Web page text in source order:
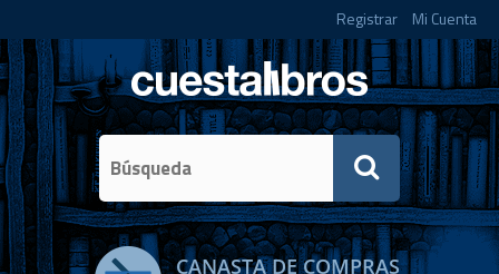
Registrar Mi Cuenta
CANASTA DE COMPRAS